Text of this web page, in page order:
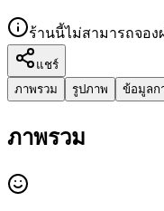
ร้านนี้ไม่สามารถจอง
แชร์
ภาพรวม
รูปภาพ ข้อมูลก
ภาพรวม